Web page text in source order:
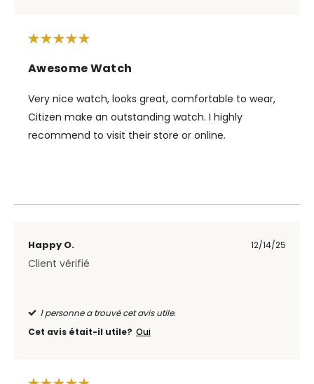
Awesome Watch
Very nice watch, looks great, comfortable to wear,
Citizen make an outstanding watch. I highly
recommend to visit their store or online.
Happy O. 12/14/25
Client vérifié
1 personne a trouvé cet avis utile.
Cet avis était-il utile? Oui